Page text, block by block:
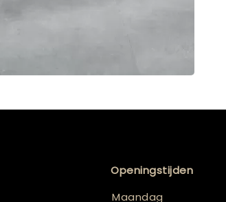
Openingstijden
Maandag